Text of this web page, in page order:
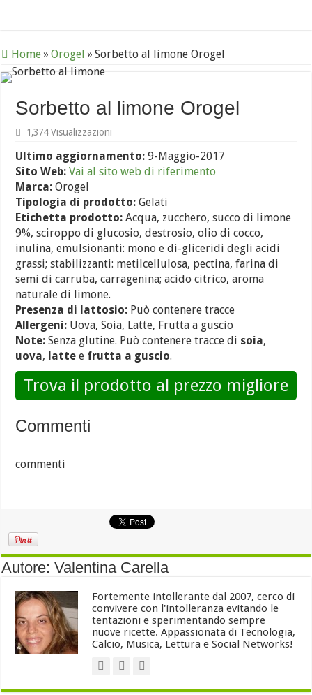
Home» Orogel » Sorbetto al limone Orogel
Sorbetto al limone Orogel
1,374 Visualizzazioni
Ultimo aggiornamento:9-Maggio-2017
Sito Web: Vai al sito web di riferimento
Marca: Orogel
Tipologia di prodotto: Gelati
Etichetta prodotto: Acqua, zucchero, succo di limone
9%, sciroppo di glucosio, destrosio, olio di cocco,
inulina, emulsionanti: mono e di-gliceridi degli acidi
grassi; stabilizzanti: metilcellulosa, pectina, farina di
semi di carruba, carragenina; acido citrico, aroma
naturale di limone.
Presenza di lattosio: Può contenere tracce
Allergeni: Uova, Soia, Latte, Frutta a guscio
Note: Senza glutine. Può contenere tracce di soia,
uova, latte e frutta a guscio.
Trova il prodotto al prezzo migliore
Commenti
commenti
Autore: Valentina Carella
Fortemente intollerante dal 2007, cerco di
convivere con l'intolleranza evitando le
tentazioni e sperimentando sempre
nuove ricette. Appassionata di Tecnologia,
Calcio, Musica, Lettura e Social Networks!